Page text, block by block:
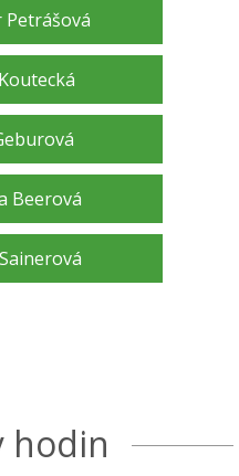
Petrášová
Beerová
hodin